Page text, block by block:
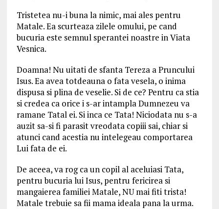
Tristetea nu-i buna la nimic, mai ales pentru
Matale. Ea scurteaza zilele omului, pe cand
bucuria este semnul sperantei noastre in Viata
Vesnica.
Doamna! Nu uitati de sfanta Tereza a Pruncului
Isus. Ea avea totdeauna o fata vesela, o inima
dispusa si plina de veselie. Si de ce? Pentru ca stia
si credea ca orice i s-ar intampla Dumnezeu va
ramane Tatal ei. Si inca ce Tata! Niciodata nu s-a
auzit sa-si fi parasit vreodata copiii sai, chiar si
atunci cand acestia nu intelegeau comportarea
Lui fata de ei.
De aceea, va rog ca un copil al aceluiasi Tata,
pentru bucuria lui Isus, pentru fericirea si
mangaierea familiei Matale, NU mai fiti trista!
Matale trebuie sa fii mama ideala pana la urma.